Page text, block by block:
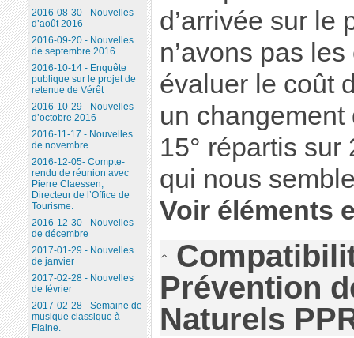
d’arrivée sur le
n’avons pas
évaluer le coût
un changement
15° répartis
qui nous
Voir éléments
Prévention
Naturels
2016-08-30 - Nouvelles
d’août 2016
2016-09-20 - Nouvelles
de septembre 2016
2016-10-14 - Enquête
publique sur le projet de
retenue de Vérêt
2016-10-29 - Nouvelles
d’octobre 2016
2016-11-17 - Nouvelles
de novembre
2016-12-05- Compte-
rendu de réunion avec
Pierre Claessen,
Directeur de l’Office de
Tourisme.
2016-12-30 - Nouvelles
de décembre
2017-01-29 - Nouvelles
de janvier
2017-02-28 - Nouvelles
de février
2017-02-28 - Semaine de
musique classique à
Flaine.